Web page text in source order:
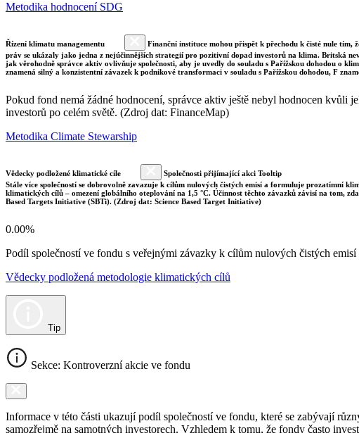
Metodika hodnocení SDG
Řízení klimatu managementu
Finanční instituce mohou přispět k přechodu k čisté nule tím,
práv se ukázaly jako jedna z nejúčinnějších strategií pro pozitivní dopad investorů na klima. Britská
jak věrohodně správce aktiv ovlivňuje společnosti, aby je uvedly do souladu s Pařížskou dohodou o
znamená silný a konzistentní závazek k podnikové transformaci v souladu s Pařížskou dohodou, F
Pokud fond nemá žádné hodnocení, správce aktiv ještě nebyl hodnocen kvůli
investorů po celém světě. (Zdroj dat: FinanceMap)
Metodika Climate Stewarship
Vědecky podložené klimatické cíle
Společnosti přijímající akci Tooltip
Stále více společností se dobrovolně zavazuje k cílům nulových čistých emisí a formuluje prozatímní
klimatických cílů – omezení globálního oteplování na 1,5 °C. Účinnost těchto závazků závisí na tom,
Based Targets Initiative (SBTi). (Zdroj dat: Science Based Target Initiative)
0.00%
Podíl společností ve fondu s veřejnými závazky k cílům nulových čistých
Vědecky podložená metodologie klimatických cílů
Tip
Sekce: Kontroverzní akcie ve fondu
Informace v této části ukazují podíl společností ve fondu, které se zabývají
samozřejmě na samotných investorech. Vzhledem k tomu, že fondy často